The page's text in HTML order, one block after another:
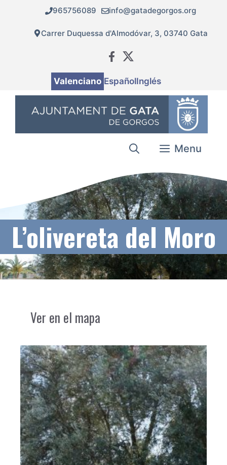
contingut
965756089 info@gatadegorgos.org
Carrer Duquessa d'Almodóvar, 3, 03740 Gata
Valenciano EspañolInglés
Menu
L’olivereta del Moro
Ver en el mapa